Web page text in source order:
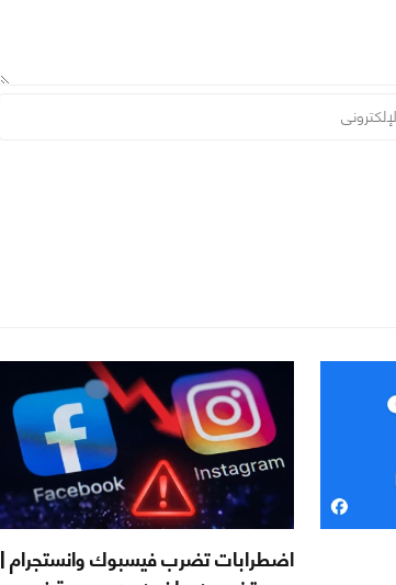
اضطرابات تضرب فيسبوك وانستجرام |